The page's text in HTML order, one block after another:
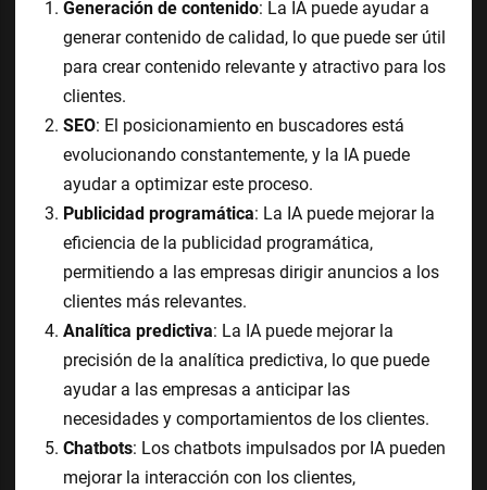
Generación de contenido: La IA puede ayudar a
generar contenido de calidad, lo que puede ser útil
para crear contenido relevante y atractivo para los
clientes.
SEO: El posicionamiento en buscadores está
evolucionando constantemente, y la IA puede
ayudar a optimizar este proceso.
Publicidad programática: La IA puede mejorar la
eficiencia de la publicidad programática,
permitiendo a las empresas dirigir anuncios a los
clientes más relevantes.
Analítica predictiva: La IA puede mejorar la
precisión de la analítica predictiva, lo que puede
ayudar a las empresas a anticipar las
necesidades y comportamientos de los clientes.
Chatbots: Los chatbots impulsados por IA pueden
mejorar la interacción con los clientes,